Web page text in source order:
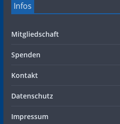
Infos
Mitgliedschaft
Spenden
Kontakt
Datenschutz
Impressum